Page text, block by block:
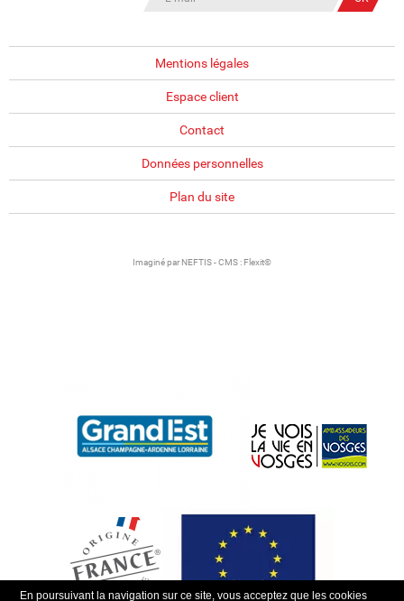
Mentions légales
Espace client
Contact
Données personnelles
Plan du site
Imaginé parNEFTIS- CMS : Flexit©
En poursuivant la navigation sur ce site, vous acceptez que les cookies